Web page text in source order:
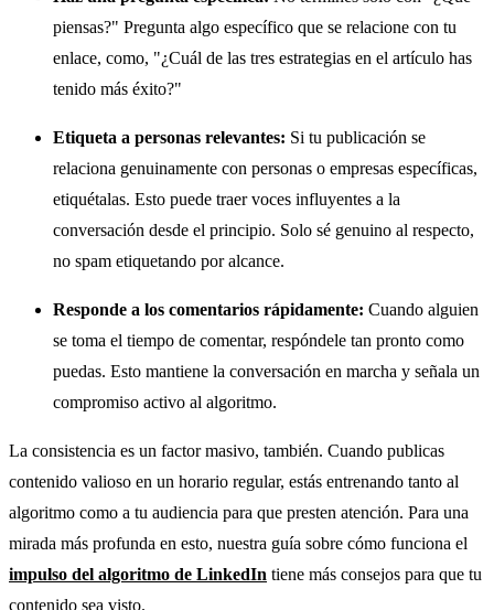
piensas?" Pregunta algo específico que se relacione con tu
enlace, como, "¿Cuál de las tres estrategias en el artículo has
tenido más éxito?"
Etiqueta a personas relevantes: Si tu publicación se
relaciona genuinamente con personas o empresas específicas,
etiquétalas. Esto puede traer voces influyentes a la
conversación desde el principio. Solo sé genuino al respecto,
no spam etiquetando por alcance.
Responde a los comentarios rápidamente: Cuando alguien
se toma el tiempo de comentar, respóndele tan pronto como
puedas. Esto mantiene la conversación en marcha y señala un
compromiso activo al algoritmo.
La consistencia es un factor masivo, también. Cuando publicas
contenido valioso en un horario regular, estás entrenando tanto al
algoritmo como a tu audiencia para que presten atención. Para una
mirada más profunda en esto, nuestra guía sobre cómo funciona el
impulso del algoritmo de LinkedIn tiene más consejos para que tu
contenido sea visto.